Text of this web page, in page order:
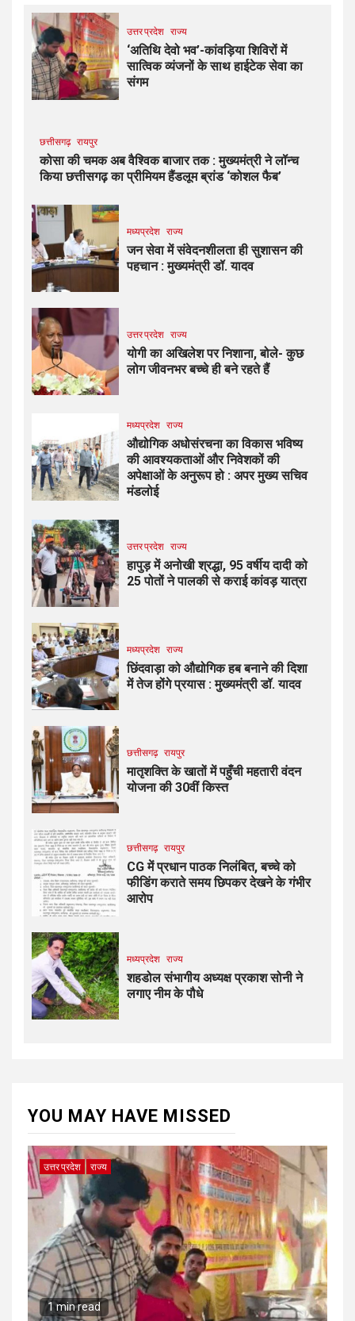
उत्तर प्रदेश राज्य
‘अतिथि देवो भव’-कांवड़िया शिविरों में
सात्विक व्यंजनों के साथ हाईटेक सेवा का
संगम
छत्तीसगढ़ रायपुर
कोसा की चमक अब वैश्विक बाजार तक : मुख्यमंत्री ने लॉन्च
किया छत्तीसगढ़ का प्रीमियम हैंडलूम ब्रांड ‘कोशल फैब’
मध्यप्रदेश राज्य
जन सेवा में संवेदनशीलता ही सुशासन की
पहचान : मुख्यमंत्री डॉ. यादव
उत्तर प्रदेश राज्य
योगी का अखिलेश पर निशाना, बोले- कुछ
लोग जीवनभर बच्चे ही बने रहते हैं
मध्यप्रदेश राज्य
औद्योगिक अधोसंरचना का विकास भविष्य
की आवश्यकताओं और निवेशकों की
अपेक्षाओं के अनुरूप हो : अपर मुख्य सचिव
मंडलोई
उत्तर प्रदेश राज्य
हापुड़ में अनोखी श्रद्धा, 95 वर्षीय दादी को
25 पोतों ने पालकी से कराई कांवड़ यात्रा
मध्यप्रदेश राज्य
छिंदवाड़ा को औद्योगिक हब बनाने की दिशा
में तेज होंगे प्रयास : मुख्यमंत्री डॉ. यादव
छत्तीसगढ़ रायपुर
मातृशक्ति के खातों में पहुँची महतारी वंदन
योजना की 30वीं किस्त
छत्तीसगढ़ रायपुर
CG में प्रधान पाठक निलंबित, बच्चे को
फीडिंग कराते समय छिपकर देखने के गंभीर
आरोप
मध्यप्रदेश राज्य
शहडोल संभागीय अध्यक्ष प्रकाश सोनी ने
लगाए नीम के पौधे
YOU MAY HAVE MISSED
उत्तर प्रदेश राज्य
1 min read